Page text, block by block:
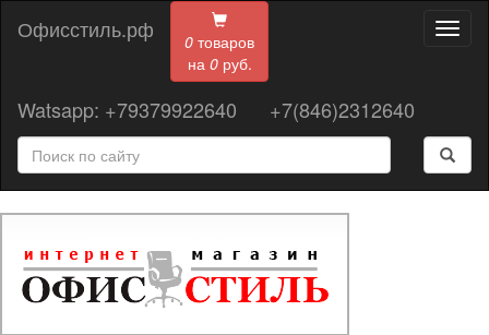
0 товаров
на 0руб.
Офисстиль.рф
Watsapp: +79379922640 +7(846)2312640